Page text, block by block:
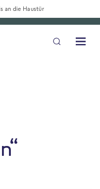
die Haustür